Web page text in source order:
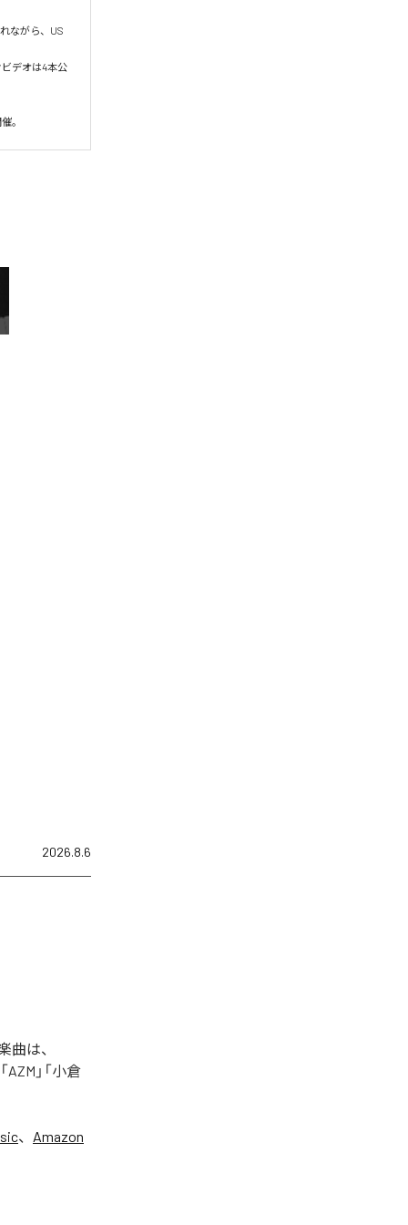
ながら、US
デオは4本公
。
2026.8.6
曲は、
AZM」「小倉
、 Amazon